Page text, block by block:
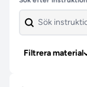
Filtrera material